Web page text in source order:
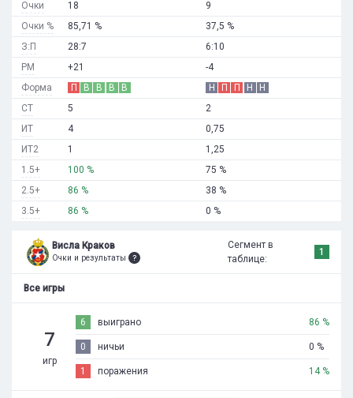
Очки
Очки %
З:П
РМ
Форма
СТ
ИТ
ИТ2
1.5+
2.5+
3.5+
18
85,71 %
28:7
+21
П
В В В
В
5
4
1
100 %
86 %
86 %
9
37,5 %
6:10
-4
Н
П П Н
Н
2
0,75
1,25
75 %
38 %
0 %
Висла Краков
Очки и результаты
Сегмент в
таблице:
1
Все игры
7
игр
6 выиграно 86 %
0 ничьи 0 %
1 поражения 14 %